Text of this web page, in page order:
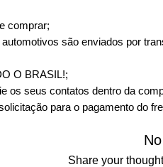
comprar;
são enviados por
O BRASIL!;
os seus contatos dentro da
para o pagamento do
Share your